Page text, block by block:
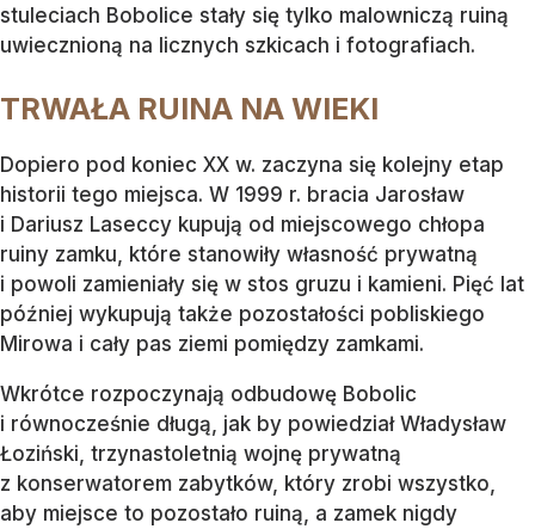
stuleciach Bobolice stały się tylko malowniczą ruiną
uwiecznioną na licznych szkicach i fotografiach.
TRWAŁA RUINA NA WIEKI
Dopiero pod koniec XX w. zaczyna się kolejny etap
historii tego miejsca. W 1999 r. bracia Jarosław
i Dariusz Laseccy kupują od miejscowego chłopa
ruiny zamku, które stanowiły własność prywatną
i powoli zamieniały się w stos gruzu i kamieni. Pięć lat
później wykupują także pozostałości pobliskiego
Mirowa i cały pas ziemi pomiędzy zamkami.
Wkrótce rozpoczynają odbudowę Bobolic
i równocześnie długą, jak by powiedział Władysław
Łoziński, trzynastoletnią wojnę prywatną
z konserwatorem zabytków, który zrobi wszystko,
aby miejsce to pozostało ruiną, a zamek nigdy